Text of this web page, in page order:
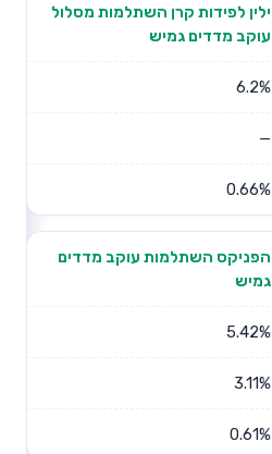
ילין לפידות קרן השתלמות מסלול
עוקב מדדים גמיש
6.2%
—
0.66%
הפניקס השתלמות עוקב מדדים
גמיש
5.42%
3.11%
0.61%